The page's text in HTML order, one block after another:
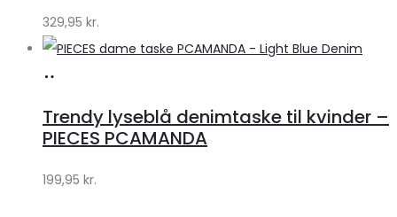
329,95 kr.
Klædeskabet.dk
Trendy lyseblå denimtaske til kvinder –
PIECES PCAMANDA
199,95 kr.